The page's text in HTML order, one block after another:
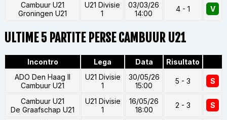
Cambuur U21
Groningen U21
U21 Divisie
1
03/03/26
14:00
4 - 1 V
ULTIME 5 PARTITE PERSE CAMBUUR U21
Incontro Lega Data
Risultato
ADO Den Haag II
Cambuur U21
U21 Divisie
1
30/05/26
15:00
5 - 3 S
Cambuur U21
De Graafschap U21
U21 Divisie
1
16/05/26
18:00
2 - 3 S